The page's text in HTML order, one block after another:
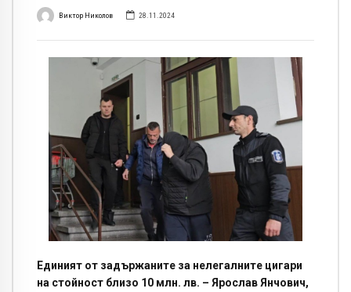
Виктор Николов 28.11.2024
Единият от задържаните за нелегалните цигари
на стойност близо 10 млн. лв. – Ярослав Янчович,